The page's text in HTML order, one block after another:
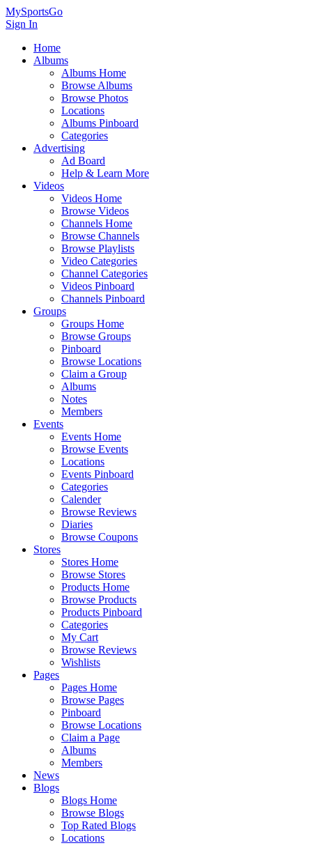
MySportsGo
Sign In
Home
Albums
Albums Home
Browse Albums
Browse Photos
Locations
Albums Pinboard
Categories
Advertising
Ad Board
Help & Learn More
Videos
Videos Home
Browse Videos
Channels Home
Browse Channels
Browse Playlists
Video Categories
Channel Categories
Videos Pinboard
Channels Pinboard
Groups
Groups Home
Browse Groups
Pinboard
Browse Locations
Claim a Group
Albums
Notes
Members
Events
Events Home
Browse Events
Locations
Events Pinboard
Categories
Calender
Browse Reviews
Diaries
Browse Coupons
Stores
Stores Home
Browse Stores
Products Home
Browse Products
Products Pinboard
Categories
My Cart
Browse Reviews
Wishlists
Pages
Pages Home
Browse Pages
Pinboard
Browse Locations
Claim a Page
Albums
Members
News
Blogs
Blogs Home
Browse Blogs
Top Rated Blogs
Locations